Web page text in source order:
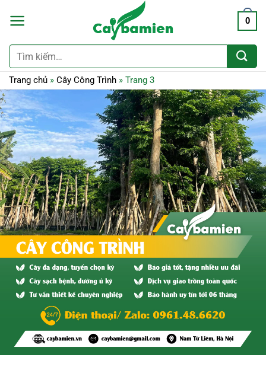
0
Tìm
kiếm:
Trang chủ » Cây Công Trình » Trang 3